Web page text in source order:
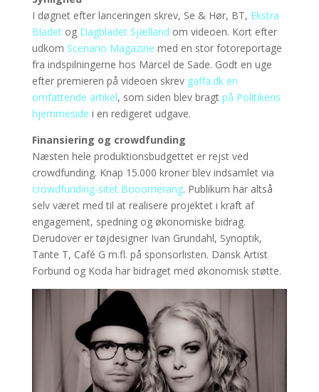
I døgnet efter lanceringen skrev, Se & Hør, BT, Ekstra
Bladetog Dagbladet Sjælland om videoen. Kort efter
udkom Scenario Magazine med en stor fotoreportage
fra indspilningerne hos Marcel de Sade. Godt en uge
efter premieren på videoen skrev gaffa.dk en
omfattende artikel, som siden blev bragt på Politikens
hjemmeside i en redigeret udgave.
Finansiering og crowdfunding
Næsten hele produktionsbudgettet er rejst ved
crowdfunding. Knap 15.000 kroner blev indsamlet via
crowdfunding-sitet Booomerang. Publikum har altså
selv været med til at realisere projektet i kraft af
engagement, spedning og økonomiske bidrag.
Derudover er tøjdesigner Ivan Grundahl, Synoptik,
Tante T, Café G m.fl. på sponsorlisten. Dansk Artist
Forbund og Koda har bidraget med økonomisk støtte.